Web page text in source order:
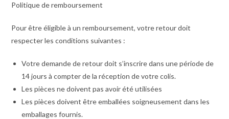
Politique de remboursement
Pour être éligible à un remboursement, votre retour doit
respecter les conditions suivantes :
Votre demande de retour doit s’inscrire dans une période de
14 jours à compter de la réception de votre colis.
Les pièces ne doivent pas avoir été utilisées
Les pièces doivent être emballées soigneusement dans les
emballages fournis.